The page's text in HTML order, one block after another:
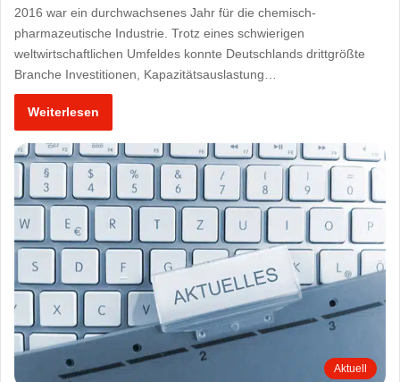
2016 war ein durchwachsenes Jahr für die chemisch-
pharmazeutische Industrie. Trotz eines schwierigen
weltwirtschaftlichen Umfeldes konnte Deutschlands drittgrößte
Branche Investitionen, Kapazitätsauslastung…
Weiterlesen
Aktuell